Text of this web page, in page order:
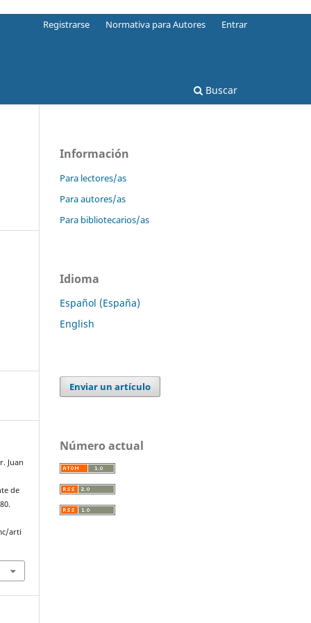
Buscar
Registrarse Normativa para Autores Entrar
Juan
de
arti
Información
Para lectores/as
Para autores/as
Para bibliotecarios/as
Idioma
Español (España)
English
Enviar un artículo
Número actual